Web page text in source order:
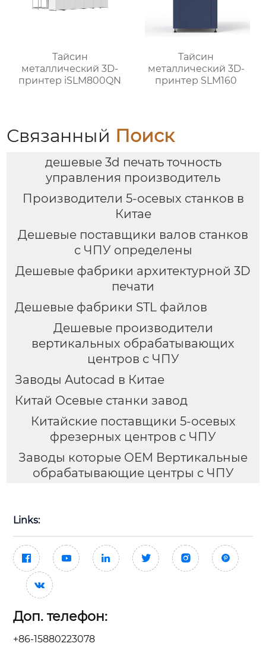
Тайсин
металлический 3D-
принтер iSLM800QN
Тайсин
металлический 3D-
принтер SLM160
Связанный Поиск
дешевые 3d печать точность
управления производитель
Производители 5-осевых станков в
Китае
Дешевые поставщики валов станков
с ЧПУ определены
Дешевые фабрики архитектурной 3D
печати
Дешевые фабрики STL файлов
Дешевые производители
вертикальных обрабатывающих
центров с ЧПУ
Заводы Autocad в Китае
Китай Осевые станки завод
Китайские поставщики 5-осевых
фрезерных центров с ЧПУ
Заводы которые OEM Вертикальные
обрабатывающие центры с ЧПУ
Links:
     

Доп. телефон:
+86-15880223078